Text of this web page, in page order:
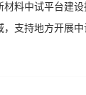
料中试平台建
支持地方开展